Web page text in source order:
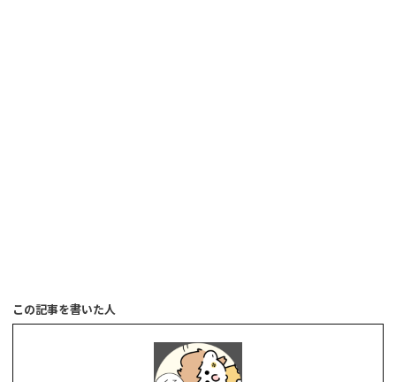
この記事を書いた人